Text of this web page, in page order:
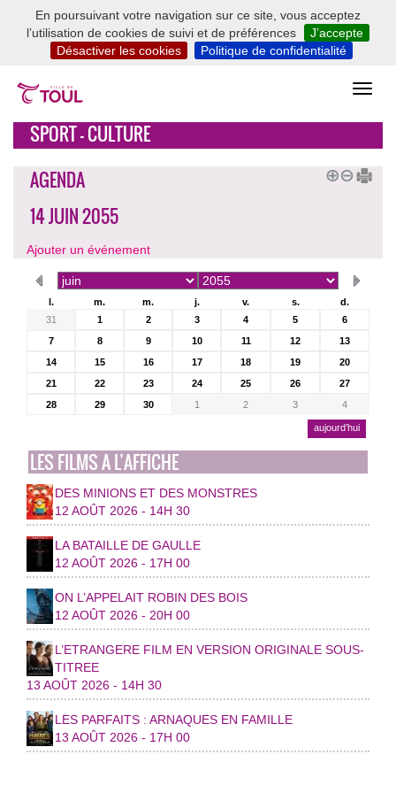
En poursuivant votre navigation sur ce site, vous acceptez
l’utilisation de cookies de suivi et de préférences
J’accepte
Désactiver les cookies
Politique de confidentialité
SPORT - CULTURE
AGENDA
14 JUIN 2055
Ajouter un événement
l. m. m. j. v. s.
d.
31
1 2 3 4 5
6
7
8 9 10 11 12
13
14
15 16 17 18 19
20
21
22 23 24 25 26
27
28
29 30 1 2 3 4
aujourd’hui
LES FILMS A L’AFFICHE
DES MINIONS ET DES MONSTRES
12 AOÛT 2026 - 14H 30
LA BATAILLE DE GAULLE
12 AOÛT 2026 - 17H 00
ON L’APPELAIT ROBIN DES BOIS
12 AOÛT 2026 - 20H 00
L’ETRANGERE FILM EN VERSION ORIGINALE SOUS-
TITREE
13 AOÛT 2026 - 14H 30
LES PARFAITS : ARNAQUES EN FAMILLE
13 AOÛT 2026 - 17H 00